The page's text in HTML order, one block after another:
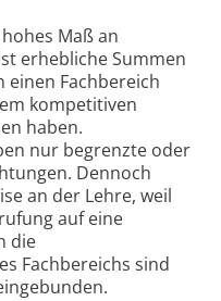
Maß an
erhebliche Summen
Fachbereich
kompetitiven
haben.
nur begrenzte oder
Dennoch
an der Lehre, weil
auf eine
die
Fachbereichs sind